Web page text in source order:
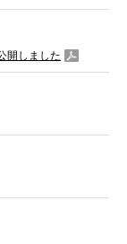
開しました